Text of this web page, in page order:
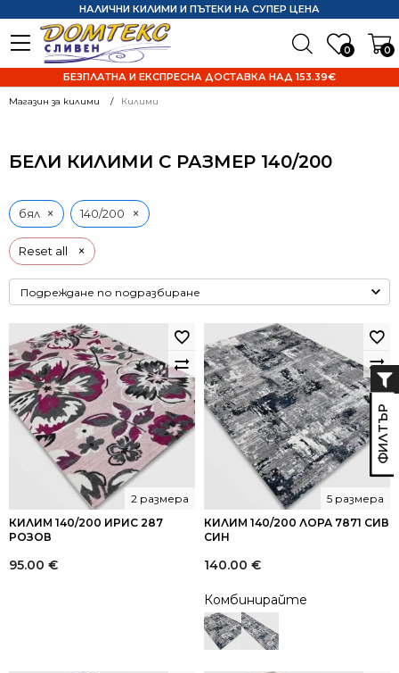
0 0
НАЛИЧНИ КИЛИМИ И ПЪТЕКИ НА СУПЕР ЦЕНА
БЕЗПЛАТНА И ЕКСПРЕСНА ДОСТАВКА НАД 153.39€
Магазин за килими Килими
БЕЛИ КИЛИМИ С РАЗМЕР 140/200
Reset all ×
бял × 140/200 ×
КИЛИМ 140/200 ИРИС 287
РОЗОВ
2 размера
95.00 €
КИЛИМ 140/200 ЛОРА 7871 СИВ
СИН
5 размера
140.00 €
Комбинирайте